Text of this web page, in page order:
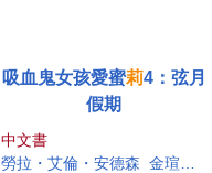
吸血鬼女孩愛蜜莉4：弦月
假期
中文書
勞拉・艾倫・安德森 金瑄桓